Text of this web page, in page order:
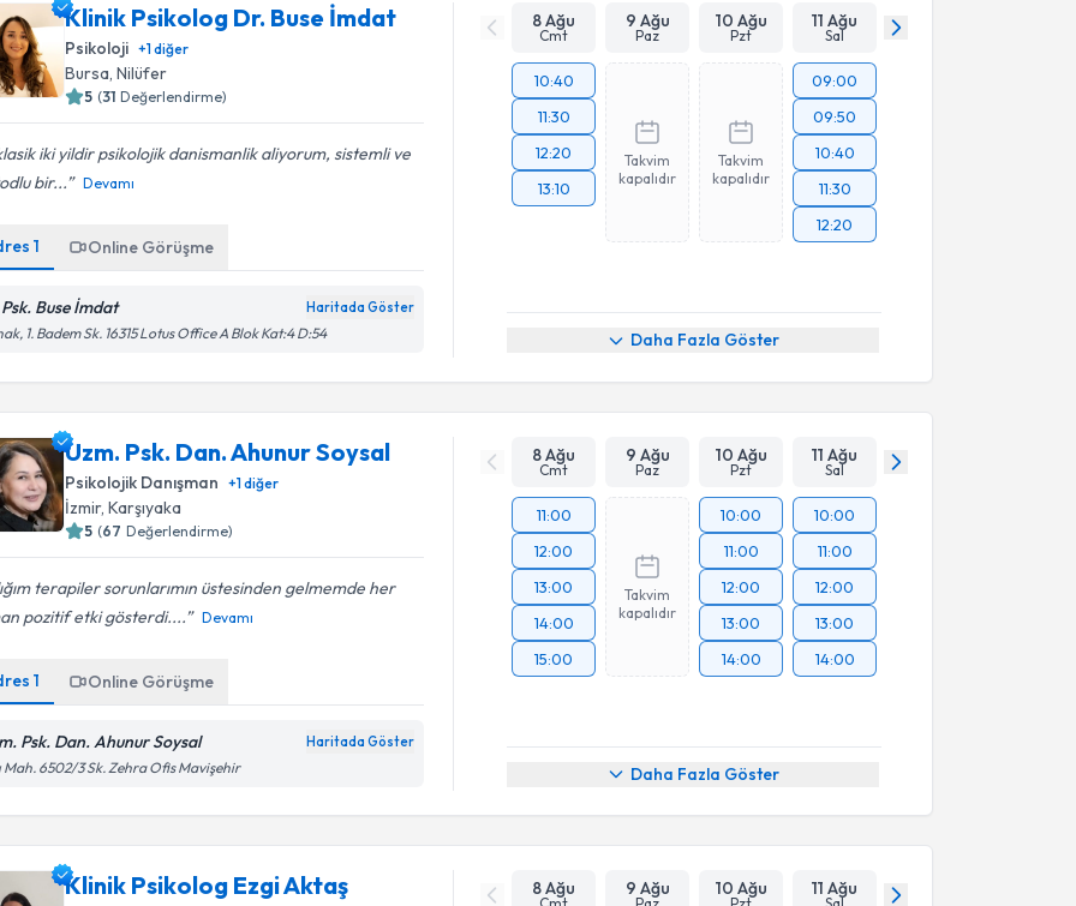
Klinik Psikolog Dr. Buse İmdat
Psikoloji +1diğer
Bursa, Nilüfer
5 (31 Değerlendirme)
iki yildir psikolojik danismanlik aliyorum, sistemli ve
bir...
Devamı
1 Online Görüşme
Buse İmdat Haritada Göster
1. Badem Sk. 16315 Lotus Office A Blok Kat:4 D:54
8 Ağu
Cmt
9 Ağu
Paz
10 Ağu
Pzt
11 Ağu
Sal
10:40
11:30
12:20
13:10
Takvim
kapalıdır
Takvim
kapalıdır
09:00
09:50
10:40
11:30
12:20
Daha Fazla Göster
Uzm. Psk. Dan. Ahunur Soysal
Psikolojik Danışman +1diğer
İzmir, Karşıyaka
5 (67 Değerlendirme)
terapiler sorunlarımın üstesinden gelmemde her
pozitif etki gösterdi....
Devamı
1 Online Görüşme
Psk. Dan. Ahunur Soysal Haritada Göster
Mah. 6502/3 Sk. Zehra Ofis Mavişehir
8 Ağu
Cmt
9 Ağu
Paz
10 Ağu
Pzt
11 Ağu
Sal
11:00
12:00
13:00
14:00
15:00
Takvim
kapalıdır
10:00
11:00
12:00
13:00
14:00
10:00
11:00
12:00
13:00
14:00
Daha Fazla Göster
Klinik Psikolog Ezgi Aktaş 8 Ağu 9 Ağu 10 Ağu 11 Ağu